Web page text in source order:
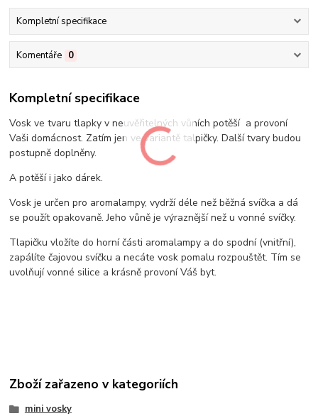
Kompletní specifikace
Komentáře 0
Kompletní specifikace
Vosk ve tvaru tlapky v neuvěřitelných vůních potěší a provoní
Vaši domácnost. Zatím jen ve variantě talpičky. Další tvary budou
postupně doplněny.
A potěší i jako dárek.
Vosk je určen pro aromalampy, vydrží déle než běžná svíčka a dá
se použít opakovaně. Jeho vůně je výraznější než u vonné svíčky.
Tlapičku vložíte do horní části aromalampy a do spodní (vnitřní),
zapálíte čajovou svíčku a necáte vosk pomalu rozpouštět. Tím se
uvolňují vonné silice a krásně provoní Váš byt.
Zboží zařazeno v kategoriích
mini vosky